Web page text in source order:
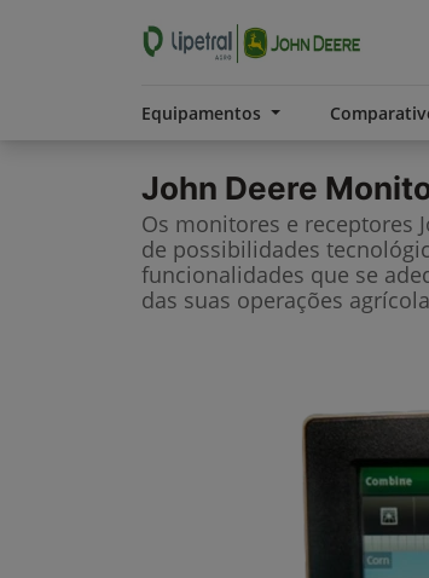
Equipamentos
John Deere
Os monitores e receptores
de possibilidades
funcionalidades que se
das suas operações